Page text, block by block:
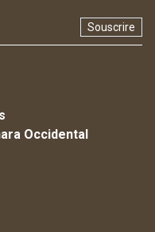
Souscrire
Occidental